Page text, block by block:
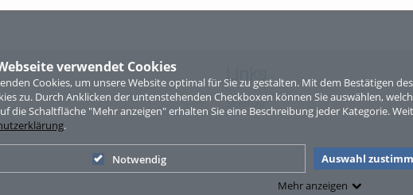
verwendet Cookies
Cookies, um unsere Website optimal für Sie zu gestalten. Mit dem Bestätigen
zu. Durch Anklicken der untenstehenden Checkboxen können Sie auswählen,
die Schaltfläche "Mehr anzeigen" erhalten Sie eine Beschreibung jeder Kategorie.
.
Notwendig Auswahl
Mehr anzeigen
Links
Sitemap